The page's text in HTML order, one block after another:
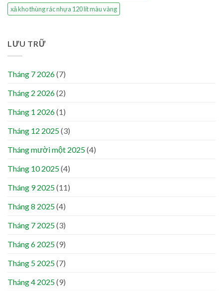
xả kho thùng rác nhựa 120 lít màu vàng
LƯU TRỮ
Tháng 7 2026(7)
Tháng 2 2026(2)
Tháng 1 2026(1)
Tháng 12 2025(3)
Tháng mười một 2025(4)
Tháng 10 2025(4)
Tháng 9 2025(11)
Tháng 8 2025(4)
Tháng 7 2025(3)
Tháng 6 2025(9)
Tháng 5 2025(7)
Tháng 4 2025(9)